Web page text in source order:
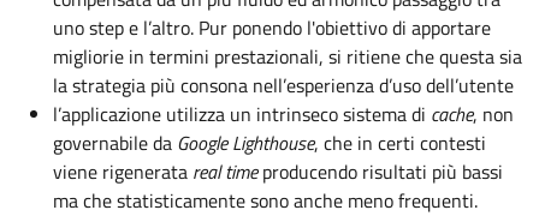
uno step e l’altro. Pur ponendo l'obiettivo di apportare
migliorie in termini prestazionali, si ritiene che questa sia
la strategia più consona nell’esperienza d’uso dell’utente
l’applicazione utilizza un intrinseco sistema di cache, non
governabile da Google Lighthouse, che in certi contesti
viene rigenerata real timeproducendo risultati più bassi
ma che statisticamente sono anche meno frequenti.